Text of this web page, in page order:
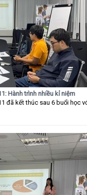
Hành trình nhiều kỉ niệm
đã kết thúc sau 6 buổi học